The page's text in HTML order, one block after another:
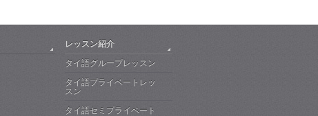
レッスン紹介
タイ語グループレッスン
タイ語プライベートレッ
スン
タイ語セミプライベート